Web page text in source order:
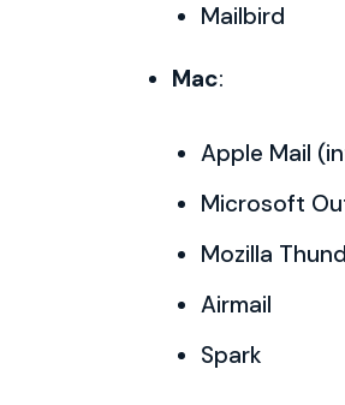
Mailbird
Mac:
Apple Mail
Microsoft
Mozilla
Airmail
Spark